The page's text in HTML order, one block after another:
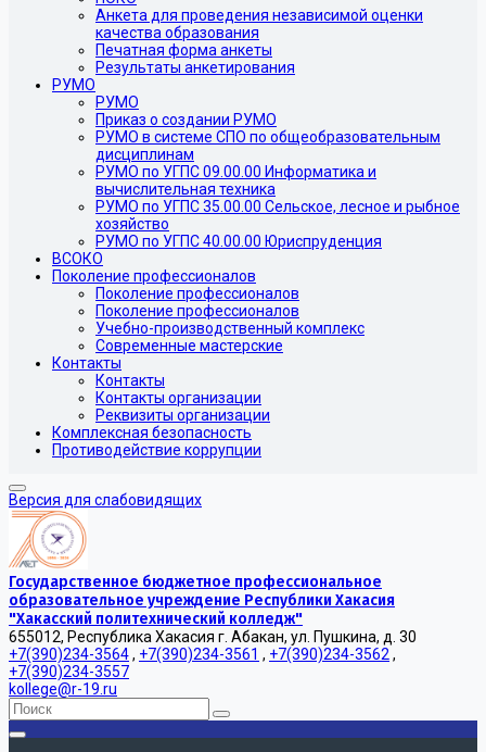
Анкета для проведения независимой оценки
качества образования
Печатная форма анкеты
Результаты анкетирования
РУМО
РУМО
Приказ о создании РУМО
РУМО в системе СПО по общеобразовательным
дисциплинам
РУМО по УГПС 09.00.00 Информатика и
вычислительная техника
РУМО по УГПС 35.00.00 Сельское, лесное и рыбное
хозяйство
РУМО по УГПС 40.00.00 Юриспруденция
ВСОКО
Поколение профессионалов
Поколение профессионалов
Поколение профессионалов
Учебно-производственный комплекс
Современные мастерские
Контакты
Контакты
Контакты организации
Реквизиты организации
Комплексная безопасность
Противодействие коррупции
Версия для слабовидящих
Государственное бюджетное профессиональное
образовательное учреждение Республики Хакасия
"Хакасский политехнический колледж"
655012, Республика Хакасия г. Абакан, ул. Пушкина, д. 30
+7(390)234-3564, +7(390)234-3561 , +7(390)234-3562 ,
+7(390)234-3557
kollege@r-19.ru